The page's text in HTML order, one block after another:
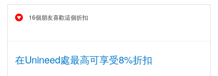
16個朋友喜歡這個折扣
在Unineed處最高可享受8%折扣